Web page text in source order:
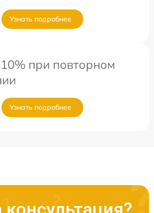
Узнать подробнее
при повторном
Узнать подробнее